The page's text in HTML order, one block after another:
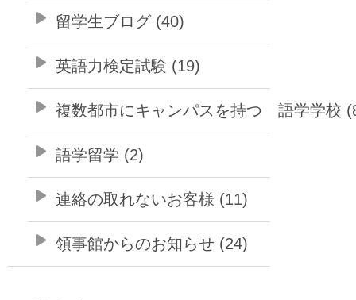
留学生ブログ (40)
英語力検定試験 (19)
複数都市にキャンパスを持つ 語学学校
語学留学 (2)
連絡の取れないお客様 (11)
領事館からのお知らせ (24)